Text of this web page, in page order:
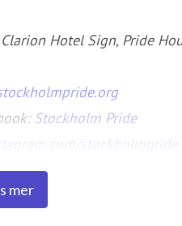
Hotel Sign, Pride
Stockholm Pride
stockholmpride
mer